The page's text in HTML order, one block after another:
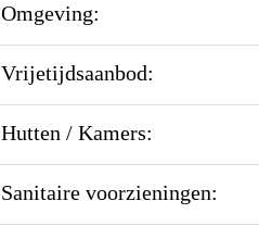
Omgeving:
Vrijetijdsaanbod:
Hutten / Kamers:
Sanitaire voorzieningen: